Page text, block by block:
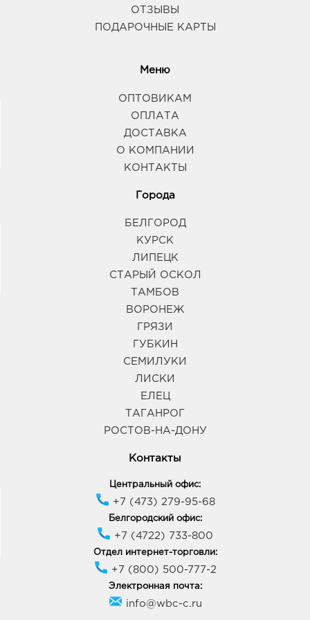
ОТЗЫВЫ
ПОДАРОЧНЫЕ КАРТЫ
Меню
ОПТОВИКАМ
ОПЛАТА
ДОСТАВКА
О КОМПАНИИ
КОНТАКТЫ
Города
БЕЛГОРОД
КУРСК
ЛИПЕЦК
СТАРЫЙ ОСКОЛ
ТАМБОВ
ВОРОНЕЖ
ГРЯЗИ
ГУБКИН
СЕМИЛУКИ
ЛИСКИ
ЕЛЕЦ
ТАГАНРОГ
РОСТОВ-НА-ДОНУ
Контакты
Центральный офис:
+7 (473) 279-95-68
Белгородский офис:
+7 (4722) 733-800
Отдел интернет-торговли:
+7 (800) 500-777-2
Электронная почта:
info@wbc-c.ru